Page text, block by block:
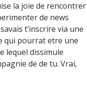
la joie de rencontrer
de news
t’inscrire via une
qui pourrat etre une
lequel dissimule
de de tu. Vrai,